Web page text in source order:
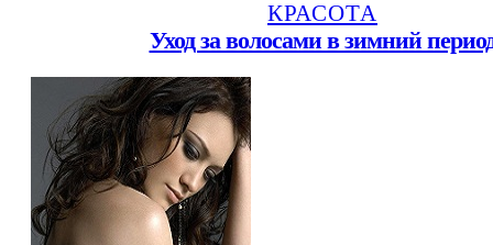
КРАСОТА
Уход за волосами в зимний